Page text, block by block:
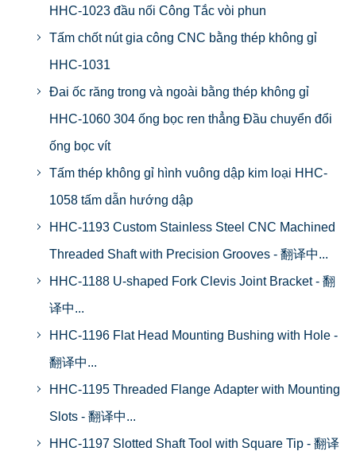
HHC-1023 đầu nối Công Tắc vòi phun
Tấm chốt nút gia công CNC bằng thép không gỉ
HHC-1031
Đai ốc răng trong và ngoài bằng thép không gỉ
HHC-1060 304 ống bọc ren thẳng Đầu chuyển đổi
ống bọc vít
Tấm thép không gỉ hình vuông dập kim loại HHC-
1058 tấm dẫn hướng dập
HHC-1193 Custom Stainless Steel CNC Machined
Threaded Shaft with Precision Grooves - 翻译中...
HHC-1188 U-shaped Fork Clevis Joint Bracket - 翻
译中...
HHC-1196 Flat Head Mounting Bushing with Hole -
翻译中...
HHC-1195 Threaded Flange Adapter with Mounting
Slots - 翻译中...
HHC-1197 Slotted Shaft Tool with Square Tip - 翻译